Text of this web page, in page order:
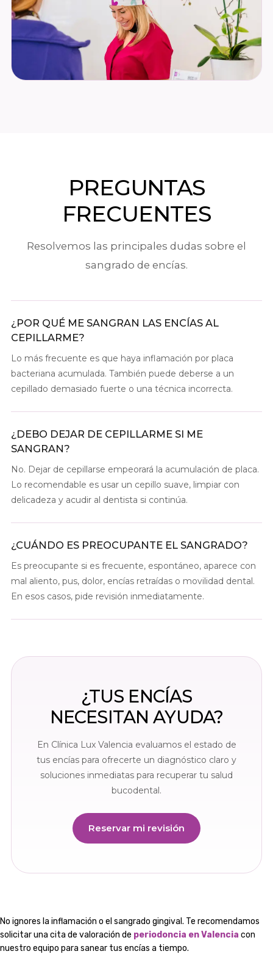
PREGUNTAS
FRECUENTES
Resolvemos las principales dudas sobre el
sangrado de encías.
¿POR QUÉ ME SANGRAN LAS ENCÍAS AL
CEPILLARME?
Lo más frecuente es que haya inflamación por placa
bacteriana acumulada. También puede deberse a un
cepillado demasiado fuerte o una técnica incorrecta.
¿DEBO DEJAR DE CEPILLARME SI ME
SANGRAN?
No. Dejar de cepillarse empeorará la acumulación de placa.
Lo recomendable es usar un cepillo suave, limpiar con
delicadeza y acudir al dentista si continúa.
¿CUÁNDO ES PREOCUPANTE EL SANGRADO?
Es preocupante si es frecuente, espontáneo, aparece con
mal aliento, pus, dolor, encías retraídas o movilidad dental.
En esos casos, pide revisión inmediatamente.
¿TUS ENCÍAS
NECESITAN AYUDA?
En Clínica Lux Valencia evaluamos el estado de
tus encías para ofrecerte un diagnóstico claro y
soluciones inmediatas para recuperar tu salud
bucodental.
Reservar mi revisión
No ignores la inflamación o el sangrado gingival. Te recomendamos
solicitar una cita de valoración de periodoncia en Valencia con
nuestro equipo para sanear tus encías a tiempo.